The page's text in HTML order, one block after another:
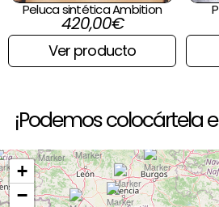
Peluca sintética Ambition
420,00€
Ver producto
¡Podemos colocártela
+
−